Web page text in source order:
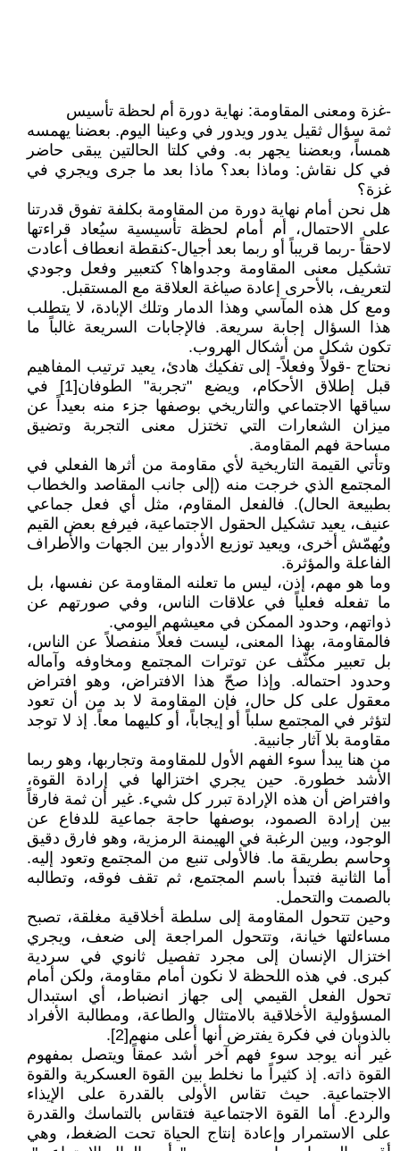
-غزة ومعنى المقاومة: نهاية دورة أم لحظة تأسيس
ثمة سؤال ثقيل يدور ويدور في وعينا اليوم. بعضنا يهمسه
همساً، وبعضنا يجهر به. وفي كلتا الحالتين يبقى حاضر
في كل نقاش: وماذا بعد؟ ماذا بعد ما جرى ويجري في
غزة؟
هل نحن أمام نهاية دورة من المقاومة بكلفة تفوق قدرتنا
على الاحتمال، أم أمام لحظة تأسيسية سيُعاد قراءتها
لاحقاً -ربما قريباً أو ربما بعد أجيال-كنقطة انعطاف أعادت
تشكيل معنى المقاومة وجدواها؟ كتعبير وفعل وجودي
لتعريف، بالأحرى إعادة صياغة العلاقة مع المستقبل.
ومع كل هذه المآسي وهذا الدمار وتلك الإبادة، لا يتطلب
هذا السؤال إجابة سريعة. فالإجابات السريعة غالباً ما
تكون شكل من أشكال الهروب.
نحتاج -قولاً وفعلاً- إلى تفكيك هادئ، يعيد ترتيب المفاهيم
قبل إطلاق الأحكام، ويضع "تجربة" الطوفان[1] في
سياقها الاجتماعي والتاريخي بوصفها جزء منه بعيداً عن
ميزان الشعارات التي تختزل معنى التجربة وتضيق
مساحة فهم المقاومة.
وتأتي القيمة التاريخية لأي مقاومة من أثرها الفعلي في
المجتمع الذي خرجت منه (إلى جانب المقاصد والخطاب
بطبيعة الحال). فالفعل المقاوم، مثل أي فعل جماعي
عنيف، يعيد تشكيل الحقول الاجتماعية، فيرفع بعض القيم
ويُهمّش أخرى، ويعيد توزيع الأدوار بين الجهات والأطراف
الفاعلة والمؤثرة.
وما هو مهم، إذن، ليس ما تعلنه المقاومة عن نفسها، بل
ما تفعله فعلياً في علاقات الناس، وفي صورتهم عن
ذواتهم، وحدود الممكن في معيشهم اليومي.
فالمقاومة، بهذا المعنى، ليست فعلاً منفصلاً عن الناس،
بل تعبير مكثّف عن توترات المجتمع ومخاوفه وآماله
وحدود احتماله. وإذا صحّ هذا الافتراض، وهو افتراض
معقول على كل حال، فإن المقاومة لا بد من أن تعود
لتؤثر في المجتمع سلباً أو إيجاباً، أو كليهما معاً. إذ لا توجد
مقاومة بلا آثار جانبية.
من هنا يبدأ سوء الفهم الأول للمقاومة وتجاربها، وهو ربما
الأشد خطورة. حين يجري اختزالها في إرادة القوة،
وافتراض أن هذه الإرادة تبرر كل شيء. غير أن ثمة فارقاً
بين إرادة الصمود، بوصفها حاجة جماعية للدفاع عن
الوجود، وبين الرغبة في الهيمنة الرمزية، وهو فارق دقيق
وحاسم بطريقة ما. فالأولى تنبع من المجتمع وتعود إليه.
أما الثانية فتبدأ باسم المجتمع، ثم تقف فوقه، وتطالبه
بالصمت والتحمل.
وحين تتحول المقاومة إلى سلطة أخلاقية مغلقة، تصبح
مساءلتها خيانة، وتتحول المراجعة إلى ضعف، ويجري
اختزال الإنسان إلى مجرد تفصيل ثانوي في سردية
كبرى. في هذه اللحظة لا نكون أمام مقاومة، ولكن أمام
تحول الفعل القيمي إلى جهاز انضباط، أي استبدال
المسؤولية الأخلاقية بالامتثال والطاعة، ومطالبة الأفراد
بالذوبان في فكرة يفترض أنها أعلى منهم[2].
غير أنه يوجد سوء فهم آخر أشد عمقاً ويتصل بمفهوم
القوة ذاته. إذ كثيراً ما نخلط بين القوة العسكرية والقوة
الاجتماعية. حيث تقاس الأولى بالقدرة على الإيذاء
والردع. أما القوة الاجتماعية فتقاس بالتماسك والقدرة
على الاستمرار وإعادة إنتاج الحياة تحت الضغط، وهي